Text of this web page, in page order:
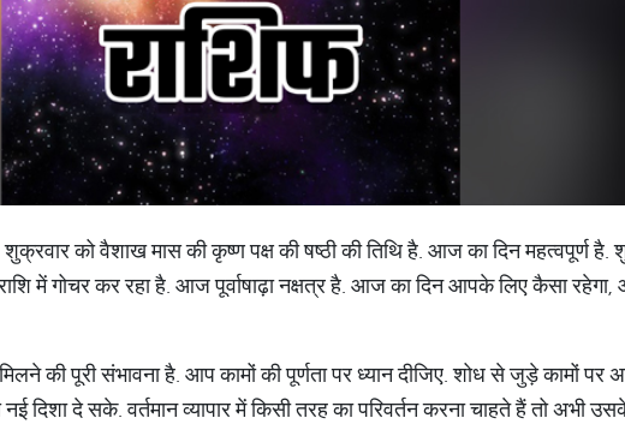
को वैशाख मास की कृष्ण पक्ष की षष्ठी की तिथि है. आज का दिन महत्वपूर्ण है.
में गोचर कर रहा है. आज पूर्वाषाढ़ा नक्षत्र है. आज का दिन आपके लिए कैसा
की पूरी संभावना है. आप कामों की पूर्णता पर ध्यान दीजिए. शोध से जुड़े कामों पर
दे सके. वर्तमान व्यापार में किसी तरह का परिवर्तन करना चाहते हैं तो अभी